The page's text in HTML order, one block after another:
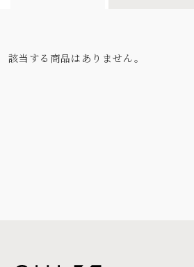
該当する商品はありません。